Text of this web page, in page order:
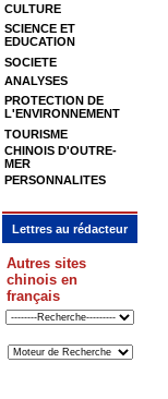
CULTURE
SCIENCE ET
EDUCATION
SOCIETE
ANALYSES
PROTECTION DE
L'ENVIRONNEMENT
TOURISME
CHINOIS D'OUTRE-
MER
PERSONNALITES
Lettres au rédacteur
Autres sites
chinois en
français